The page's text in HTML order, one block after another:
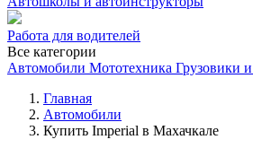
Работа для водителей
Все категории
Автомобили Мототехника Грузовики
Главная
Автомобили
Купить Imperial в Махачкале